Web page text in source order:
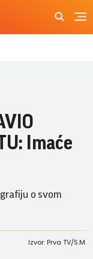
Imaće
o svom
Izvor: Prva TV/S.M.